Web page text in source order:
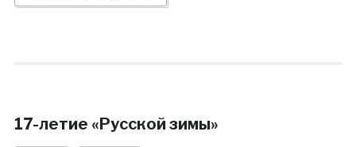
17-летие «Русской зимы»